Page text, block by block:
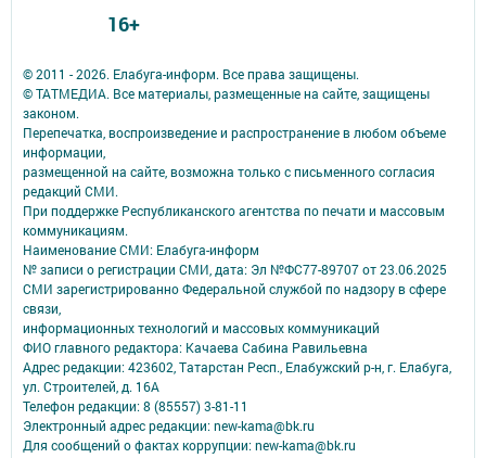
© 2011 - 2026. Елабуга-информ. Все права защищены.
© ТАТМЕДИА. Все материалы, размещенные на сайте, защищены
законом.
Перепечатка, воспроизведение и распространение в любом объеме
информации,
размещенной на сайте, возможна только с письменного согласия
редакций СМИ.
При поддержке Республиканского агентства по печати и массовым
коммуникациям.
Наименование СМИ: Елабуга-информ
№ записи о регистрации СМИ, дата: Эл №ФС77-89707 от 23.06.2025
СМИ зарегистрированно Федеральной службой по надзору в сфере
связи,
информационных технологий и массовых коммуникаций
ФИО главного редактора: Качаева Сабина Равильевна
Адрес редакции: 423602, Татарстан Респ., Елабужский р-н, г. Елабуга,
ул. Строителей, д. 16А
Телефон редакции: 8 (85557) 3-81-11
Электронный адрес редакции: new-kama@bk.ru
Для сообщений о фактах коррупции: new-kama@bk.ru
16+